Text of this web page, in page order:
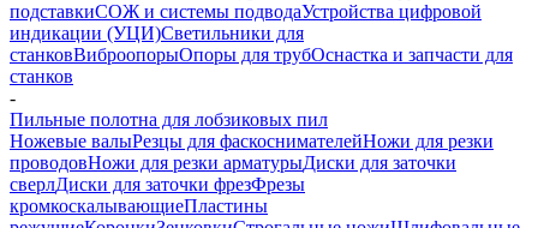
подставкиСОЖ и системы подводаУстройства цифровой
индикации (УЦИ)Светильники для
станковВиброопорыОпоры для трубОснастка и запчасти для
станков
-
Пильные полотна для лобзиковых пил
Ножевые валыРезцы для фаскоснимателейНожи для резки
проводовНожи для резки арматурыДиски для заточки
сверлДиски для заточки фрезФрезы
кромкоскалывающиеПластины